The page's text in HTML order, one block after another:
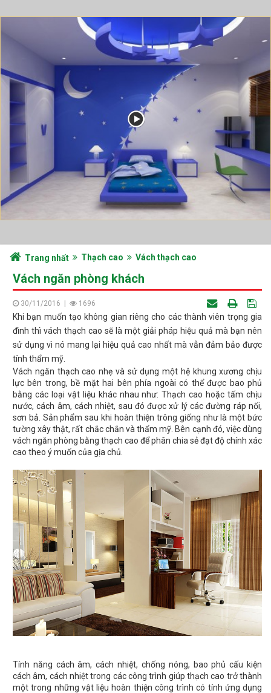
Trang nhất Thạch cao Vách thạch cao
Vách ngăn phòng khách
30/11/2016 1696
Khi bạn muốn tạo không gian riêng cho các thành viên trọng gia
đình thì vách thạch cao sẽ là một giải pháp hiệu quả mà bạn nên
sử dụng vì nó mang lại hiệu quả cao nhất mà vẫn đảm bảo được
tính thẩm mỹ.
Vách ngăn thạch cao nhẹ và sử dụng một hệ khung xương chịu
lực bên trong, bề mặt hai bên phía ngoài có thể được bao phủ
bằng các loại vật liệu khác nhau như: Thạch cao hoặc tấm chịu
nước, cách âm, cách nhiệt, sau đó được xử lý các đường ráp nối,
sơn bả. Sản phẩm sau khi hoàn thiện trông giống như là một bức
tường xây thật, rất chắc chắn và thẩm mỹ. Bên cạnh đó, việc dùng
vách ngăn phòng bằng thạch cao để phân chia sẻ đạt độ chính xác
cao theo ý muốn của gịa chủ.
Tính năng cách âm, cách nhiệt, chống nóng, bao phủ cấu kiện
cách âm, cách nhiệt trong các công trình giúp thạch cao trở thành
một trong những vật liệu hoàn thiện công trình có tính ứng dụng